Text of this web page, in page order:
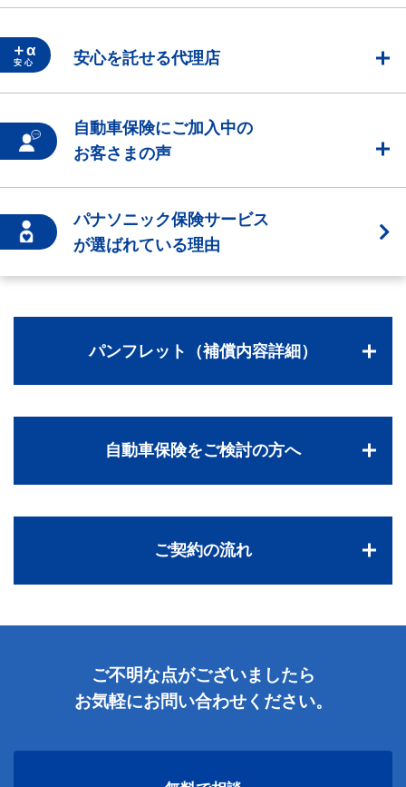
＋α
安 心 安心を託せる代理店
自動車保険にご加入中の
お客さまの声
パナソニック保険サービス
が選ばれている理由
パンフレット（補償内容詳細）
自動車保険をご検討の方へ
ご契約の流れ
ご不明な点がございましたら
お気軽にお問い合わせください。